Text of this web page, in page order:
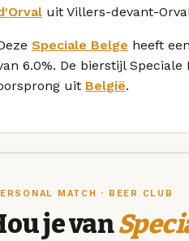
uit Villers-devant-
Speciale Belge heeft
6.0%. De bierstijl Speciale
uit België.
MATCH · BEER CLUB
je van